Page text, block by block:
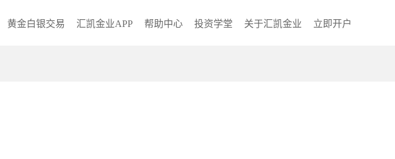
黄金白银交易 汇凯金业APP 帮助中心 投资学堂 关于汇凯金业 立即开户